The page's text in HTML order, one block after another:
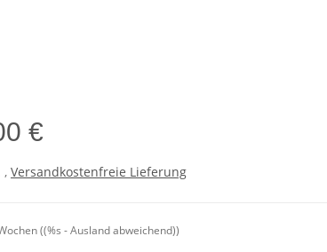
€
, Versandkostenfreie Lieferung
((%s - Ausland abweichend))